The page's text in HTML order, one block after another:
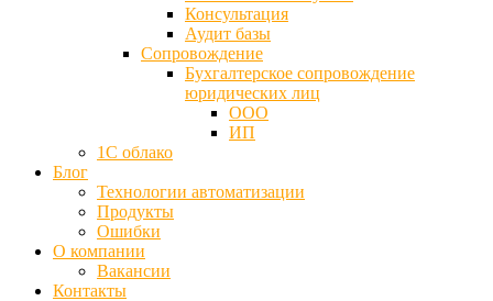
Консультация
Аудит базы
Cопровождение
Бухгалтерское сопровождение
юридических лиц
ООО
ИП
1С облако
Блог
Технологии автоматизации
Продукты
Ошибки
О компании
Вакансии
Контакты